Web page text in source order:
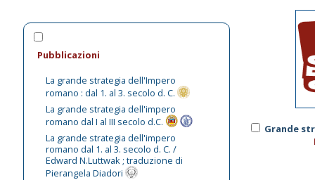
Pubblicazioni
La grande strategia dell'Impero
romano : dal 1. al 3. secolo d. C.
La grande strategia dell'impero
romano dal I al III secolo d.C.
La grande strategia dell'impero
romano dal 1. al 3. secolo d. C. /
Edward N.Luttwak ; traduzione di
Pierangela Diadori
Grande